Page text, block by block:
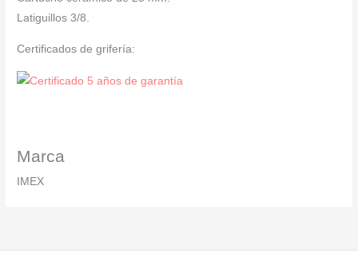
Latiguillos 3/8.
Certificados de grifería:
Marca
IMEX